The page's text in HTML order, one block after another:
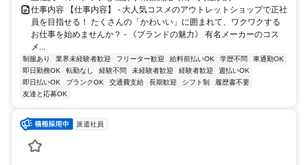
仕事内容 【仕事内容】 - 大人気コスメのアウトレットショップで正社
員を目指せる！ たくさんの「かわいい」に囲まれて、ワクワクする
お仕事を始めませんか？ - 《ブランドの魅力》 有名メーカーのコス
メ...
制服あり 業界未経験者歓迎 フリーター歓迎 給料前払いOK 学歴不問
車通勤OK
即日勤務OK
転勤なし 経験不問 未経験者歓迎 経験者歓迎
週払いOK
即日払いOK
ブランクOK 交通費支給 長期歓迎 シフト制
履歴書不要
友達と応募OK
派遣社員